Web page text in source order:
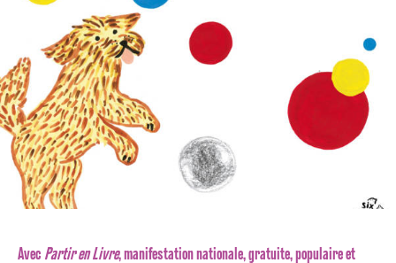
Avec Partir en Livre, manifestation nationale, gratuite, populaire et